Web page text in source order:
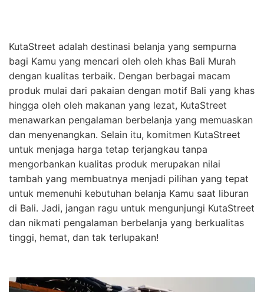
KutaStreet adalah destinasi belanja yang sempurna
bagi Kamu yang mencari oleh oleh khas Bali Murah
dengan kualitas terbaik. Dengan berbagai macam
produk mulai dari pakaian dengan motif Bali yang khas
hingga oleh oleh makanan yang lezat, KutaStreet
menawarkan pengalaman berbelanja yang memuaskan
dan menyenangkan. Selain itu, komitmen KutaStreet
untuk menjaga harga tetap terjangkau tanpa
mengorbankan kualitas produk merupakan nilai
tambah yang membuatnya menjadi pilihan yang tepat
untuk memenuhi kebutuhan belanja Kamu saat liburan
di Bali. Jadi, jangan ragu untuk mengunjungi KutaStreet
dan nikmati pengalaman berbelanja yang berkualitas
tinggi, hemat, dan tak terlupakan!